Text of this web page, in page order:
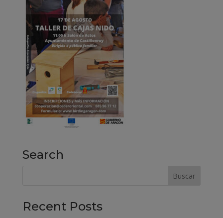
Search
Recent Posts